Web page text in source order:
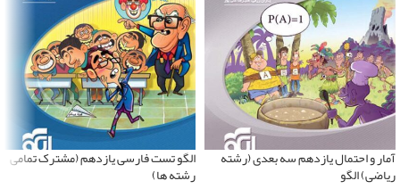
آمار و احتمال یازدهم سه بعدی (رشته
ریاضی) الگو
الگو تست فارسی یازدهم (مشترک تمامی
رشته ها)